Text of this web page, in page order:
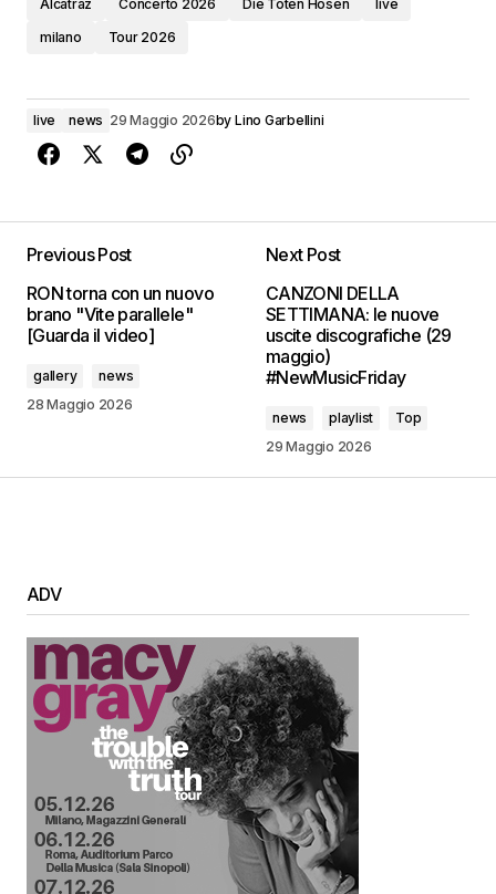
Alcatraz Concerto 2026 Die Toten Hosen
live
milano
Tour 2026
live news 29 Maggio 2026by Lino Garbellini
Previous Post
RON torna con un nuovo
brano "Vite parallele"
[Guarda il video]
gallery
news
28 Maggio 2026
Next Post
CANZONI DELLA
SETTIMANA: le nuove
uscite discografiche (29
maggio)
#NewMusicFriday
news playlist
Top
29 Maggio 2026
ADV